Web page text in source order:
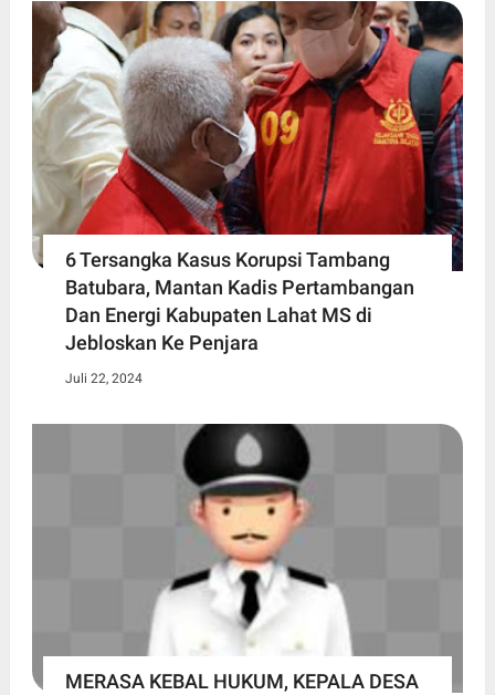
6 Tersangka Kasus Korupsi Tambang
Batubara, Mantan Kadis Pertambangan
Dan Energi Kabupaten Lahat MS di
Jebloskan Ke Penjara
Juli 22, 2024
MERASA KEBAL HUKUM, KEPALA DESA